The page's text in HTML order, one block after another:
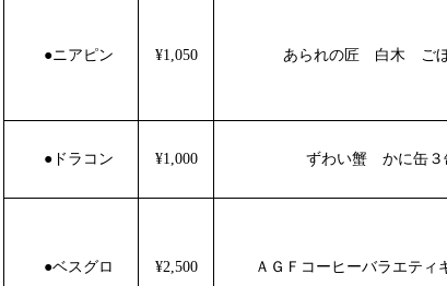
●ニアピン ¥1,050 あられの匠 白木 ご
● ドラコン ¥1,000 ずわい蟹 かに缶３
●ベスグロ ¥2,500 ＡＧＦコーヒーバラエテ